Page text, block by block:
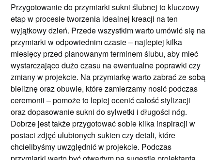
Przygotowanie do przymiarki sukni ślubnej to kluczowy
etap w procesie tworzenia idealnej kreacji na ten
wyjątkowy dzień. Przede wszystkim warto umówić się na
przymiarki w odpowiednim czasie – najlepiej kilka
miesięcy przed planowanym terminem ślubu, aby mieć
wystarczająco dużo czasu na ewentualne poprawki czy
zmiany w projekcie. Na przymiarkę warto zabrać ze sobą
bieliznę oraz obuwie, które zamierzamy nosić podczas
ceremonii – pomoże to lepiej ocenić całość stylizacji
oraz dopasowanie sukni do sylwetki i długości nóg.
Dobrze jest także przygotować sobie kilka inspiracji w
postaci zdjęć ulubionych sukien czy detali, które
chcielibyśmy uwzględnić w projekcie. Podczas